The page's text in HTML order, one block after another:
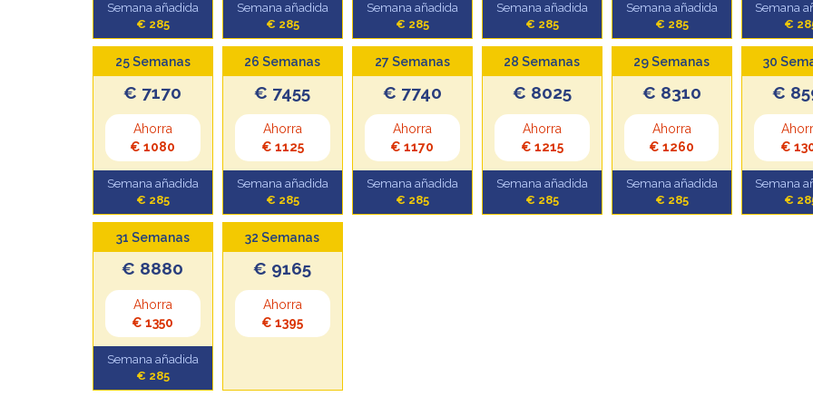
Semana añadida
€ 285
Semana añadida
€ 285
Semana añadida
€ 285
Semana añadida
€ 285
Semana añadida
€ 285
Semana
€
25 Semanas
€ 7170
Ahorra
€ 1080
Semana añadida
€ 285
26 Semanas
€ 7455
Ahorra
€ 1125
Semana añadida
€ 285
27 Semanas
€ 7740
Ahorra
€ 1170
Semana añadida
€ 285
28 Semanas
€ 8025
Ahorra
€ 1215
Semana añadida
€ 285
29 Semanas
€ 8310
Ahorra
€ 1260
Semana añadida
€ 285
30
€
€
Semana
€
31 Semanas
€ 8880
Ahorra
€ 1350
Semana añadida
€ 285
32 Semanas
€ 9165
Ahorra
€ 1395